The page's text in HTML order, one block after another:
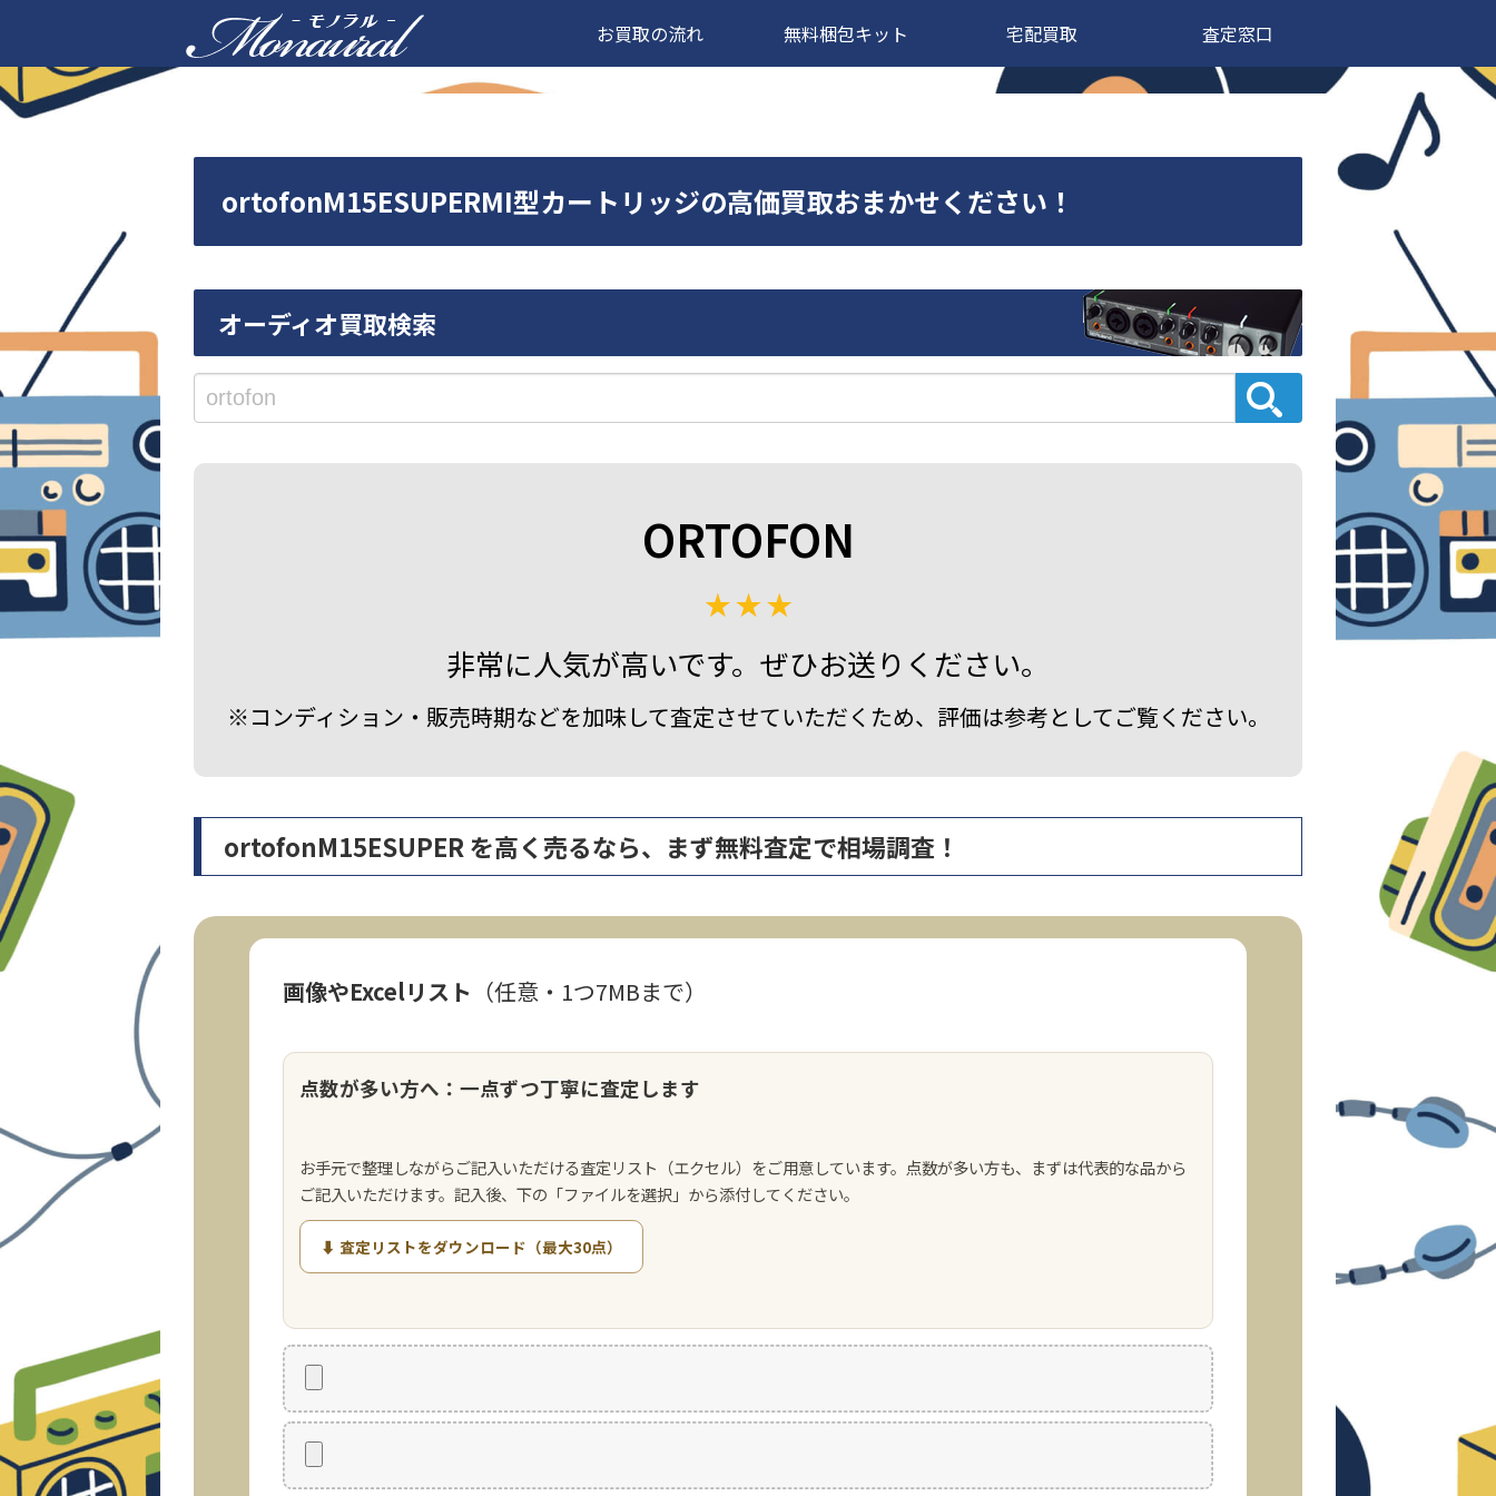
お買取の流れ 無料梱包キット 宅配買取 査定窓口
ortofonM15ESUPERMI型カートリッジの高価買取おまかせください！
オーディオ買取検索
ORTOFON
非常に人気が高いです。ぜひお送りください。
※コンディション・販売時期などを加味して査定させていただくため、評価は参考としてご覧ください。
ortofonM15ESUPER を高く売るなら、まず無料査定で相場調査！
画像やExcelリスト （任意・1つ7MBまで）
点数が多い方へ：一点ずつ丁寧に査定します
お手元で整理しながらご記入いただける査定リスト（エクセル）をご用意しています。点数が多い方も、まずは代表的な品から
ご記入いただけます。記入後、下の「ファイルを選択」から添付してください。
⬇ 査定リストをダウンロード（最大30点）